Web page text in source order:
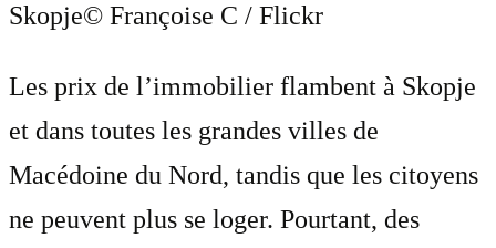
Skopje© Françoise C / Flickr
Les prix de l’immobilier flambent à Skopje
et dans toutes les grandes villes de
Macédoine du Nord, tandis que les citoyens
ne peuvent plus se loger. Pourtant, des